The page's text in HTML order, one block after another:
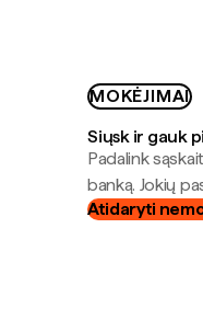
MOKĖJIMAI
Siųsk ir gauk
Padalink
banką. Jokių
Atidaryti